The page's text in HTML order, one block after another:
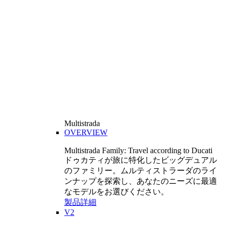
Multistrada
OVERVIEW
Multistrada Family: Travel according to Ducati
ドゥカティが旅に特化したビッグデュアル
のファミリー。ムルティストラーダのライ
ンナップを探索し、あなたのニーズに最適
なモデルをお選びください。
製品詳細
V2